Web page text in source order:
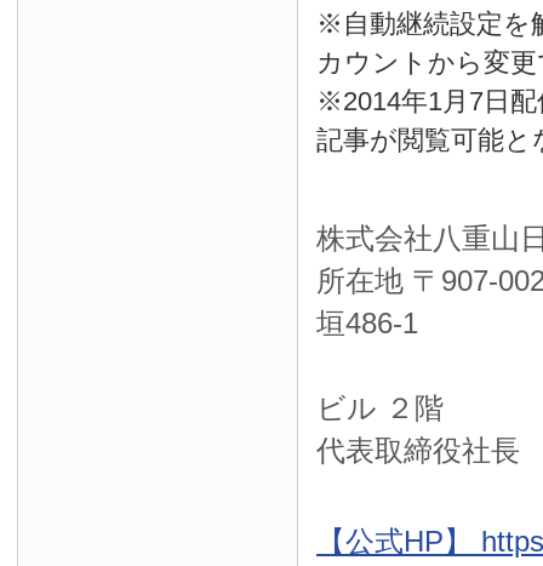
※自動継続設定を
カウントから変
※2014年1月7日
記事が閲覧可能
株式会社八重山
所在地 〒 907-
垣486-1
ビル ２階
代表取締役社
【公式HP】